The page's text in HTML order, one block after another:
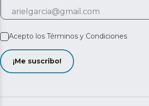
Acepto los Términos y Condiciones
¡Me suscribo!